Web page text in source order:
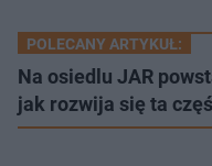
POLECANY ARTYKUŁ:
Na osiedlu JAR
jak rozwija się ta